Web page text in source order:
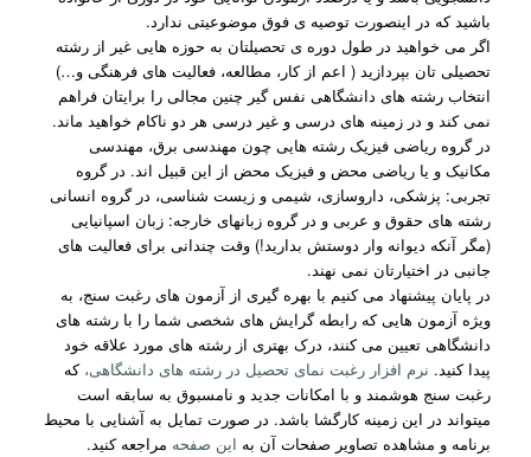
باشید که در اینصورت توصیه ی فوق موضوعیتی ندارد.
اگر می خواهید در طول دوره ی تحصیلتان به حوزه هایی غیر از رشته
تحصیلی تان بپردازید ( اعم از کار، مطالعه، فعالیت های فرهنگی و…)
انتخاب رشته های دانشگاهی نفس گیر چنین مجالی را برایتان فراهم
نمی کند و در زمینه های درسی و غیر درسی هر دو ناکام خواهید ماند.
در گروه ریاضی فیزیک رشته هایی چون مهندسی برق، مهندسی
مکانیک و یا ریاضی محض و فیزیک محض از این قبیل اند. در گروه
تجربی: پزشکی، داروسازی، شیمی و زیست شناسی، در گروه انسانی
رشته های حقوق و عربی و در گروه زبانهای خارجه: زبان اسپانیایی
(مگر آنکه دیوانه وار دوستش بدارید!) وقت چندانی برای فعالیت های
جانبی در اختیارتان نمی نهند.
در پایان پیشنهاد می کنیم با بهره گیری از آزمون های رغبت سنج، به
ویژه آزمون هایی که رابطه گرایش های شخصی شما را با رشته های
دانشگاهی تعیین می کنند، درک بهتری از رشته های مورد علاقه خود
پیدا کنید. نرم افزار رغبت نمای تحصیل در رشته های دانشگاهی، که
رغبت سنج هوشمند و با امکانات جدید و نامسبوق به سابقه است
میتواند در این زمینه کارگشا باشد. در صورت تمایل به آشنایی با محیط
برنامه و مشاهده تصاویر صفحات آن به این صفحه مراجعه کنید.